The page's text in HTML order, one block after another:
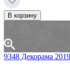
В корзину
9348 Декорама